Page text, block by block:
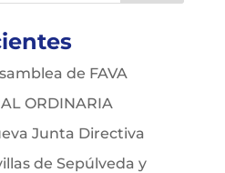
de FAVA
ORDINARIA
Junta Directiva
de Sepúlveda y